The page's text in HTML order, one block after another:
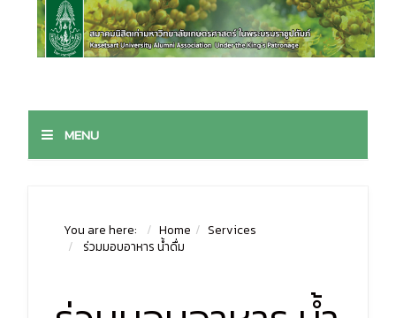
MENU
You are here: Home
Services
ร่วมมอบอาหาร น้ำดื่ม